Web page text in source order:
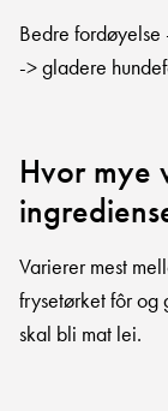
Bedre
-> gladere
Hvor mye
Varierer mest
frysetørket fôr og
skal bli mat lei.